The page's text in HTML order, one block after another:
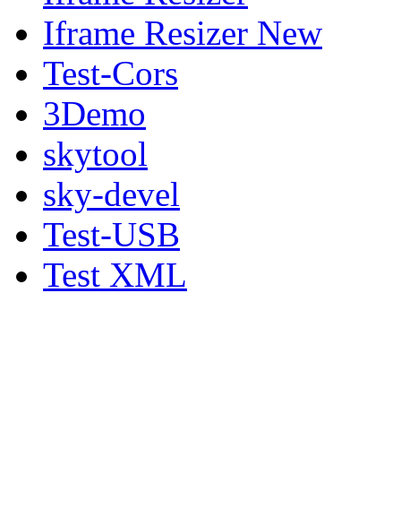
Iframe Resizer New
Test-Cors
3Demo
skytool
sky-devel
Test-USB
Test XML